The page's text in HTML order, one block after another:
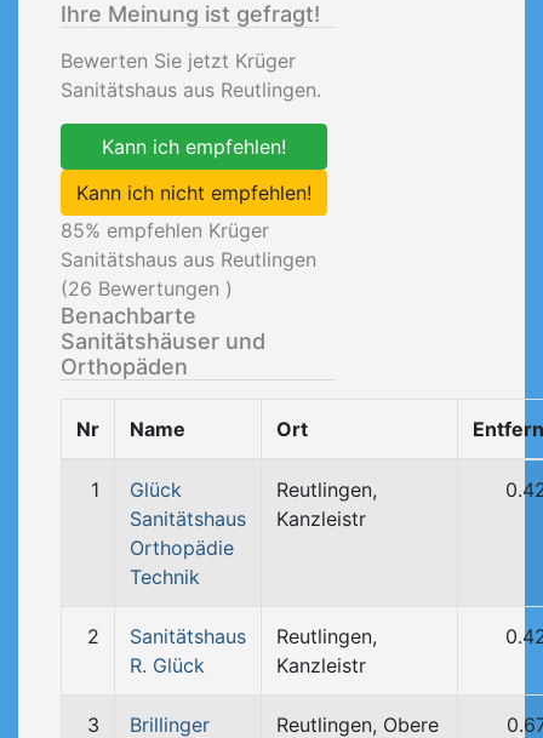
Ihre Meinung ist gefragt!
Bewerten Sie jetzt Krüger
Sanitätshaus aus Reutlingen.
Kann ich empfehlen!
Kann ich nicht empfehlen!
85% empfehlen Krüger
Sanitätshaus aus Reutlingen
(26 Bewertungen )
Benachbarte
Sanitätshäuser und
Orthopäden
Nr Name Ort
1
Glück
Sanitätshaus
Orthopädie
Technik
Reutlingen,
Kanzleistr
2
Sanitätshaus
R. Glück
Reutlingen,
Kanzleistr
3
Brillinger
Reutlingen, Obere